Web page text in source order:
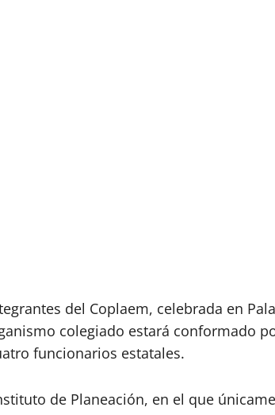
del Coplaem, celebrada en
colegiado estará conformado
funcionarios estatales.
de Planeación, en el que